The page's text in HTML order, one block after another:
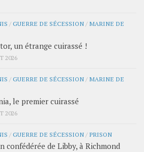
/GUERRE DE SÉCESSION / MARINE DE
un étrange cuirassé !
2026
/GUERRE DE SÉCESSION / MARINE DE
le premier cuirassé
2026
/GUERRE DE SÉCESSION / PRISON
confédérée de Libby, à Richmond